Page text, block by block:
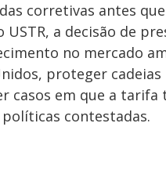
corretivas antes
USTR, a decisão de
no mercado
proteger
casos em que a
contestadas.